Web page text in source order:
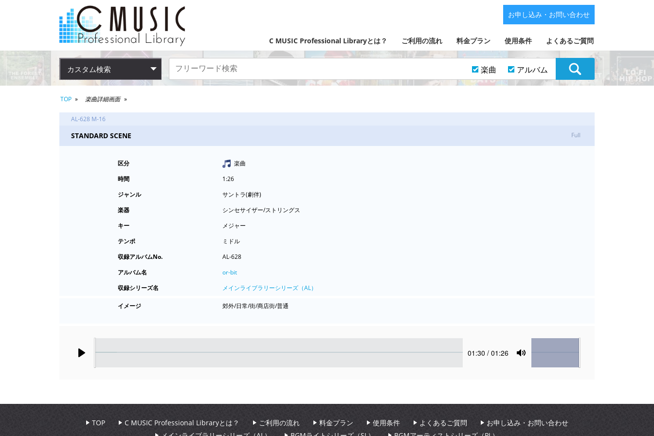
C MUSIC Professional Libraryとは？ ご利用の流れ 料金プラン 使用条件 よくあるご質問
お申し込み・お問い合わせ
カスタム検索 楽曲 アルバム
TOP 楽曲詳細画面
AL-628 M-16
STANDARD SCENE Full
区分
楽曲
時間
1:26
ジャンル
サントラ(劇伴)
楽器
シンセサイザー/ストリングス
キー
メジャー
テンポ
ミドル
収録アルバムNo.
AL-628
アルバム名
or-bit
収録シリーズ名
メインライブラリーシリーズ（AL）
イメージ 郊外/日常/街/商店街/普通
Current
01:30 / 01:26
Mute
Volume
TOP C MUSIC Professional Libraryとは？ ご利用の流れ 料金プラン 使用条件 よくあるご質問
お申し込み・お問い合わせ